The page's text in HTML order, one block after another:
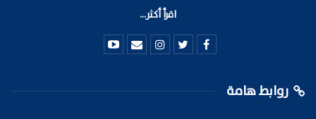
اقرأ أكثر...
روابط هامة